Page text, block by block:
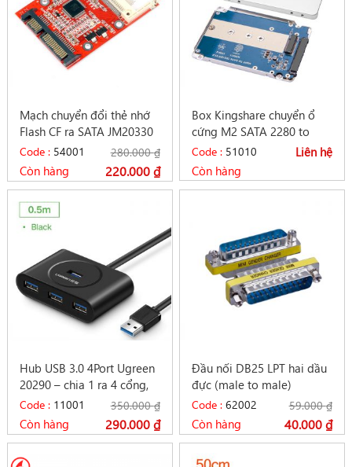
Mạch chuyển đổi thẻ nhớ
Flash CF ra SATA JM20330
chip
280.000₫
220.000₫
Code : 54001
Còn hàng
Box Kingshare chuyển ổ
cứng M2 SATA 2280 to
SATA 2.5 vỏ nhôm
Liên hệ
Code : 51010
Còn hàng
Hub USB 3.0 4Port Ugreen
20290 – chia 1 ra 4 cổng,
cáp dài 0.5m
350.000₫
290.000₫
Code : 11001
Còn hàng
Đầu nối DB25 LPT hai dầu
đực (male to male)
59.000₫
40.000₫
Code :62002
Còn hàng